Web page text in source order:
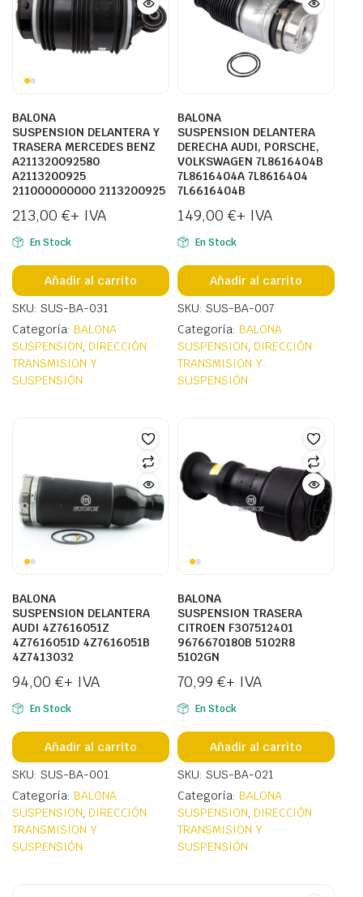
BALONA
SUSPENSION DELANTERA Y
TRASERA MERCEDES BENZ
A211320092580
A2113200925
211000000000 2113200925
213,00 €+ IVA
En Stock
Añadir al carrito
SKU: SUS-BA-031
Categoría: BALONA
SUSPENSION, DIRECCIÓN
TRANSMISION Y
SUSPENSIÓN
BALONA
SUSPENSION DELANTERA
DERECHA AUDI, PORSCHE,
VOLKSWAGEN 7L8616404B
7L8616404A 7L8616404
7L6616404B
149,00 €+ IVA
En Stock
Añadir al carrito
SKU: SUS-BA-007
Categoría: BALONA
SUSPENSION, DIRECCIÓN
TRANSMISION Y
SUSPENSIÓN
BALONA
SUSPENSION DELANTERA
AUDI 4Z7616051Z
4Z7616051D 4Z7616051B
4Z7413032
94,00 €+ IVA
En Stock
Añadir al carrito
SKU: SUS-BA-001
Categoría: BALONA
SUSPENSION, DIRECCIÓN
TRANSMISION Y
SUSPENSIÓN
BALONA
SUSPENSION TRASERA
CITROEN F307512401
9676670180B 5102R8
5102GN
70,99 €+ IVA
En Stock
Añadir al carrito
SKU: SUS-BA-021
Categoría: BALONA
SUSPENSION, DIRECCIÓN
TRANSMISION Y
SUSPENSIÓN